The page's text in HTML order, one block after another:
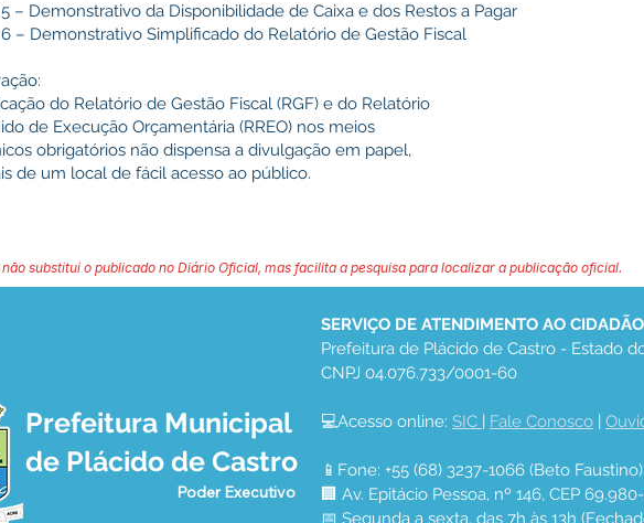
– Demonstrativo da Disponibilidade de Caixa e dos Restos a Pagar
– Demonstrativo Simplificado do Relatório de Gestão Fiscal
do Relatório de Gestão Fiscal (RGF) e do Relatório
de Execução Orçamentária (RREO) nos meios
obrigatórios não dispensa a divulgação em papel,
de um local de fácil acesso ao público.
substitui o publicado no Diário Oficial, mas facilita a pesquisa para localizar a publicação oficial.
Prefeitura Municipal
de Plácido de Castro
Poder Executivo
SERVIÇO DE ATENDIMENTO AO
Prefeitura de Plácido de Castro - Estado
CNPJ 04.076.733/0001-60
💻Acesso online: SIC | Fale Conosco |
📱Fone: +55 (68) 3237-1066 (Beto Faustino)
🏢 Av. Epitácio Pessoa, nº 146, CEP
📅 Segunda a sexta, das 7h às 13h